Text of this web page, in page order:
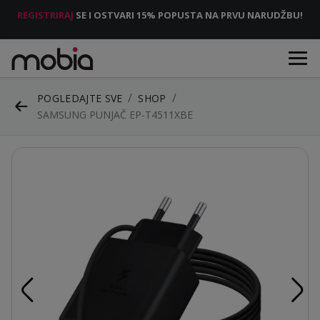
REGISTRIRAJ SE I OSTVARI 15% POPUSTA NA PRVU NARUDŽBU!
POGLEDAJTE SVE
SHOP
SAMSUNG PUNJAČ EP-T4511XBE